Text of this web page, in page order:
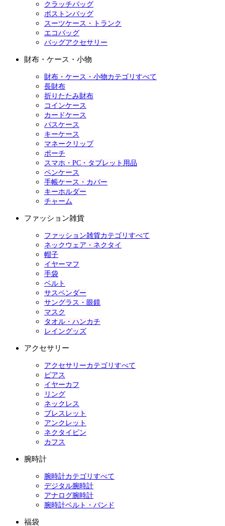
クラッチバッグ
ボストンバッグ
スーツケース・トランク
エコバッグ
バッグアクセサリー
財布・ケース・小物
財布・ケース・小物カテゴリすべて
長財布
折りたたみ財布
コインケース
カードケース
パスケース
キーケース
マネークリップ
ポーチ
スマホ・PC・タブレット用品
ペンケース
手帳ケース・カバー
キーホルダー
チャーム
ファッション雑貨
ファッション雑貨カテゴリすべて
ネックウェア・ネクタイ
帽子
イヤーマフ
手袋
ベルト
サスペンダー
サングラス・眼鏡
マスク
タオル・ハンカチ
レイングッズ
アクセサリー
アクセサリーカテゴリすべて
ピアス
イヤーカフ
リング
ネックレス
ブレスレット
アンクレット
ネクタイピン
カフス
腕時計
腕時計カテゴリすべて
デジタル腕時計
アナログ腕時計
腕時計ベルト・バンド
福袋